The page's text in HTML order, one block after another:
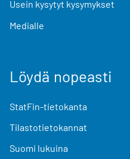
Usein kysytyt kysymykset
Medialle
Löydä nopeasti
StatFin-tietokanta
Tilastotietokannat
Suomi lukuina